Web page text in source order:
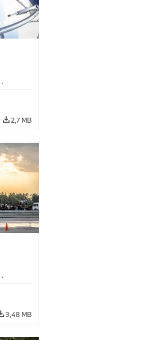
·
2,7 MB
·
3,48 MB